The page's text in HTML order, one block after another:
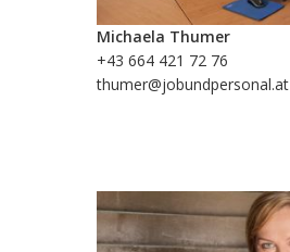
Michaela Thumer
+43 664 421 72 76
thumer@jobundpersonal.at